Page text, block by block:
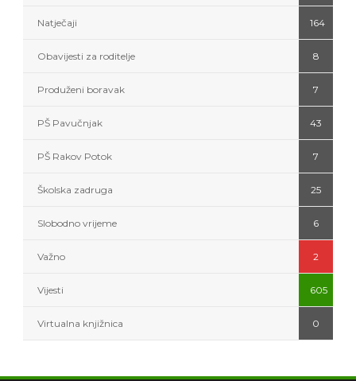
Natječaji 164
Obavijesti za roditelje 8
Produženi boravak 7
PŠ Pavučnjak 43
PŠ Rakov Potok 7
Školska zadruga 25
Slobodno vrijeme 6
Važno 2
Vijesti 605
Virtualna knjižnica 0